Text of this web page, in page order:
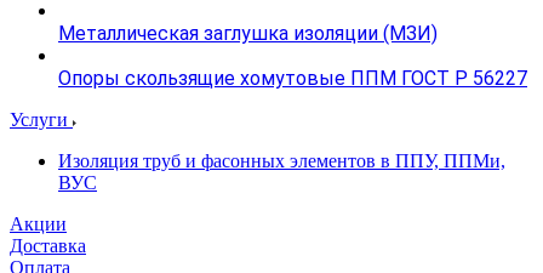
Металлическая заглушка изоляции (МЗИ)
Опоры скользящие хомутовые ППМ ГОСТ Р 56227
Услуги
Изоляция труб и фасонных элементов в ППУ, ППМи,
ВУС
Акции
Доставка
Оплата